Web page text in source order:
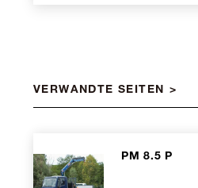
VERWANDTE SEITEN
PM 8.5 P